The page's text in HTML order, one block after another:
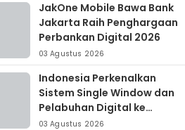
JakOne Mobile Bawa Bank
Jakarta Raih Penghargaan
Perbankan Digital 2026
03 Agustus 2026
Indonesia Perkenalkan
Sistem Single Window dan
Pelabuhan Digital ke
Madagaskar
03 Agustus 2026